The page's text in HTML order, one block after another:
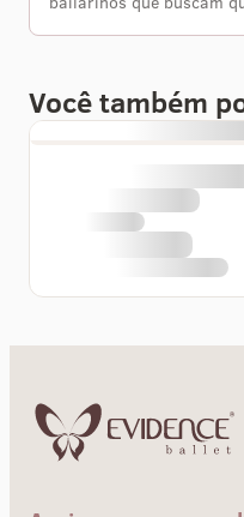
Você também